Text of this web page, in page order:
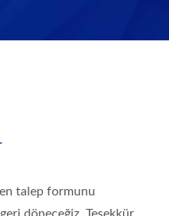
Malzemeler
talep formunu